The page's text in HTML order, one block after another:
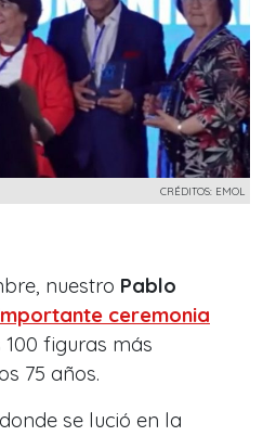
CRÉDITOS: EMOL
nuestro Pablo
ceremonia
figuras más
75 años.
se lució en la